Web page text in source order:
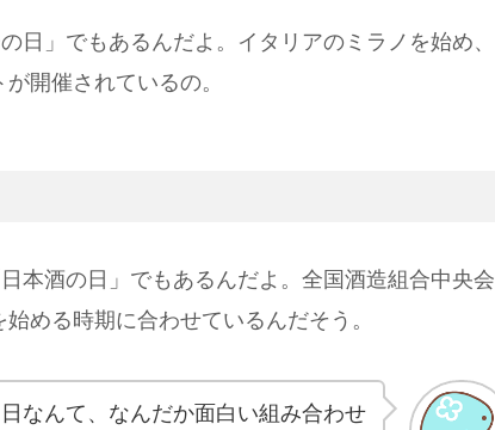
日」でもあるんだよ。イタリアのミラノを始め、
開催されているの。
本酒の日」でもあるんだよ。全国酒造組合中央会
める時期に合わせているんだそう。
なんて、なんだか面白い組み合わせ